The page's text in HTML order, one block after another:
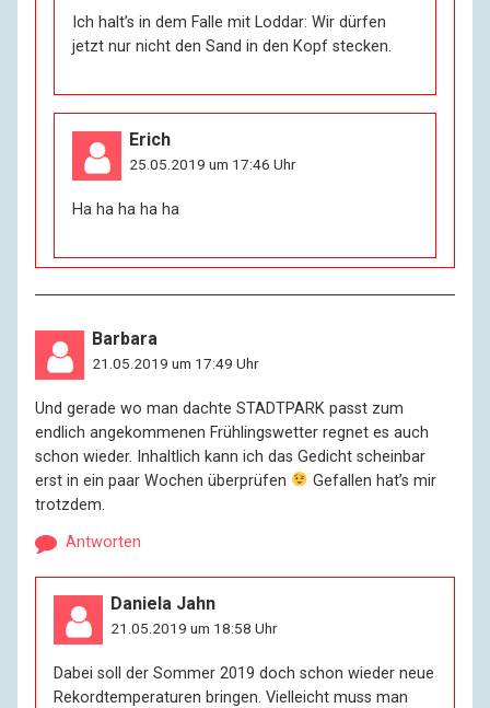
Ich halt’s in dem Falle mit Loddar: Wir dürfen
jetzt nur nicht den Sand in den Kopf stecken.
Erich
25.05.2019 um 17:46 Uhr
Ha ha ha ha ha
Barbara
21.05.2019 um 17:49 Uhr
Und gerade wo man dachte STADTPARK passt zum
endlich angekommenen Frühlingswetter regnet es auch
schon wieder. Inhaltlich kann ich das Gedicht scheinbar
erst in ein paar Wochen überprüfen
Gefallen hat’s mir
trotzdem.
Antworten
Daniela Jahn
21.05.2019 um 18:58 Uhr
Dabei soll der Sommer 2019 doch schon wieder neue
Rekordtemperaturen bringen. Vielleicht muss man